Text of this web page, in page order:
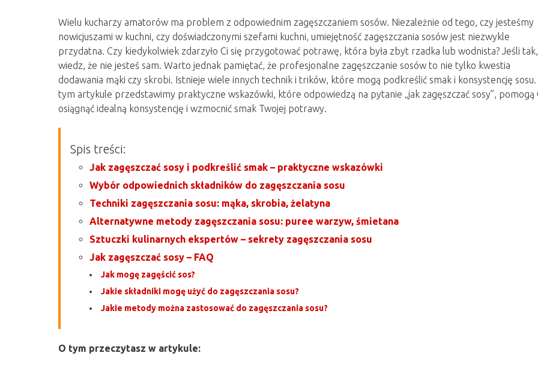
Wielu kucharzy amatorów ma problem z odpowiednim zagęszczaniem sosów. Niezależnie od tego, czy jesteśmy
nowicjuszami w kuchni, czy doświadczonymi szefami kuchni, umiejętność zagęszczania sosów jest niezwykle
przydatna. Czy kiedykolwiek zdarzyło Ci się przygotować potrawę, która była zbyt rzadka lub wodnista? Jeśli
wiedz, że nie jesteś sam. Warto jednak pamiętać, że profesjonalne zagęszczanie sosów to nie tylko kwestia
dodawania mąki czy skrobi. Istnieje wiele innych technik i trików, które mogą podkreślić smak i konsystencję sosu.
tym artykule przedstawimy praktyczne wskazówki, które odpowiedzą na pytanie „jak zagęszczać sosy”, pomogą
osiągnąć idealną konsystencję i wzmocnić smak Twojej potrawy.
Spis treści:
Jak zagęszczać sosy i podkreślić smak – praktyczne wskazówki
Wybór odpowiednich składników do zagęszczania sosu
Techniki zagęszczania sosu: mąka, skrobia, żelatyna
Alternatywne metody zagęszczania sosu: puree warzyw, śmietana
Sztuczki kulinarnych ekspertów – sekrety zagęszczania sosu
Jak zagęszczać sosy – FAQ
Jak mogę zagęścić sos?
Jakie składniki mogę użyć do zagęszczania sosu?
Jakie metody można zastosować do zagęszczania sosu?
O tym przeczytasz w artykule: